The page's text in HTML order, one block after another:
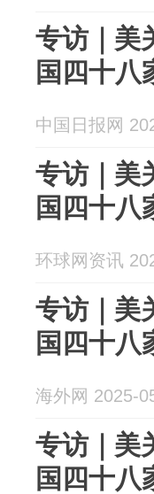
专访｜美
国四十八
中国日报网
专访｜美
国四十八
环球网资讯
专访｜美
国四十八
海外网 2025-
专访｜美
国四十八